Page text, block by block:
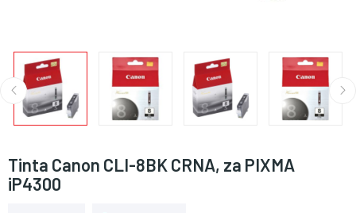
Tinta Canon CLI-8BK CRNA, za PIXMA
iP4300